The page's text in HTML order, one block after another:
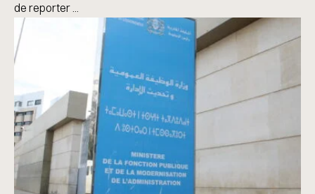
de reporter ...